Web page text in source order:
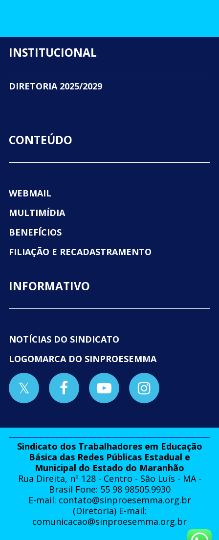
INSTITUCIONAL
DIRETORIA 2025/2029
CONTEÚDO
WEBMAIL
MULTIMÍDIA
BENEFÍCIOS
FILIAÇÃO E RECADASTRAMENTO
INFORMATIVO
NOTÍCIAS DO SINDICATO
LOGOMARCA DO SINPROESEMMA
Sindicato dos Trabalhadores em Educação
Básica das Redes Públicas Estadual e
Municipal do Estado do Maranhão
Rua Direita, nº 128 - Centro - São Luís - MA -
Brasil Fone: 55 98 98505.9930
E-mail: contato@sinproesemma.org.br
(Diretoria) E-mail:
comunicacao@sinproesemma.org.br